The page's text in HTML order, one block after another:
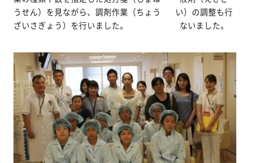
うせん）を見ながら、調剤作業（ちょう
ざいさぎょう）を行いました。
い）の調整も行
ないました。